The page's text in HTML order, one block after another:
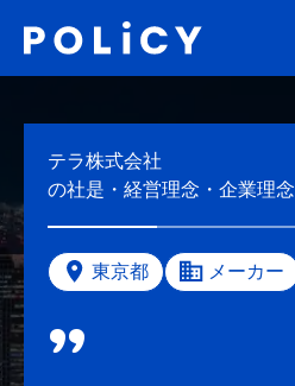
テラ株式会社
の社是・経営理念・企業理念
東京都 メーカー